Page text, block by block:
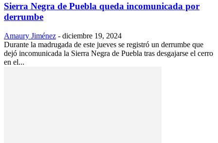
Sierra Negra de Puebla queda incomunicada por
derrumbe
Amaury Jiménez - diciembre 19, 2024
Durante la madrugada de este jueves se registró un derrumbe que
dejó incomunicada la Sierra Negra de Puebla tras desgajarse el cerro
en el...